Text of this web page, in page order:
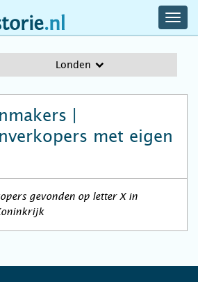
Londen
|
met eigen
gevonden op letter X in